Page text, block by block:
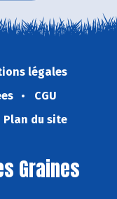
légales
CGU
Plan du site
Graines